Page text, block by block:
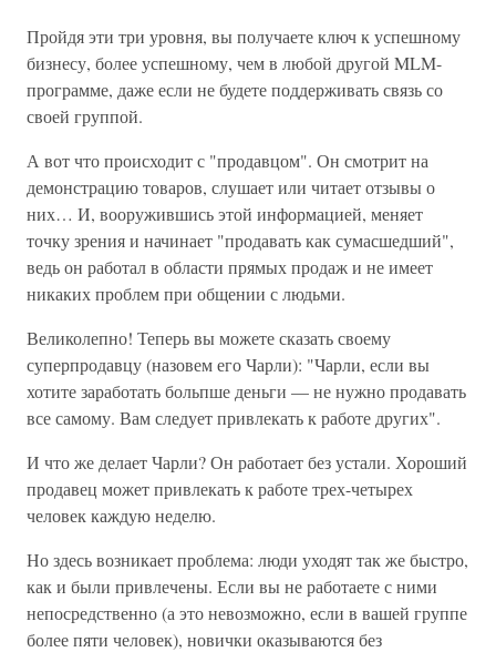
Пройдя эти три уровня, вы получаете ключ к успешному
бизнесу, более успешному, чем в любой другой MLM-
программе, даже если не будете поддерживать связь со
своей группой.
А вот что происходит с "продавцом". Он смотрит на
демонстрацию товаров, слушает или читает отзывы о
них… И, вооружившись этой информацией, меняет
точку зрения и начинает "продавать как сумасшедший",
ведь он работал в области прямых продаж и не имеет
никаких проблем при общении с людьми.
Великолепно! Теперь вы можете сказать своему
суперпродавцу (назовем его Чарли): "Чарли, если вы
хотите заработать больпше деньги — не нужно продавать
все самому. Вам следует привлекать к работе других".
И что же делает Чарли? Он работает без устали. Хороший
продавец может привлекать к работе трех-четырех
человек каждую неделю.
Но здесь возникает проблема: люди уходят так же быстро,
как и были привлечены. Если вы не работаете с ними
непосредственно (а это невозможно, если в вашей группе
более пяти человек), новички оказываются без